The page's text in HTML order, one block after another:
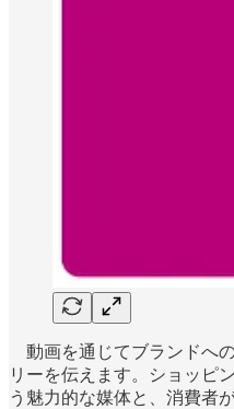
動画を通じてブランドへ
リーを伝えます。ショッピ
う魅力的な媒体と、消費者